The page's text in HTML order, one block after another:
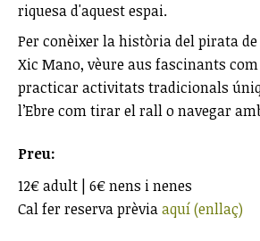
riquesa d'aquest espai.
Per conèixer la història del pirata
Xic Mano, vèure aus fascinants
practicar activitats tradicionals
l’Ebre com tirar el rall o navegar
Preu:
12€ adult | 6€ nens i nenes
Cal fer reserva prèviaaquí (enllaç)